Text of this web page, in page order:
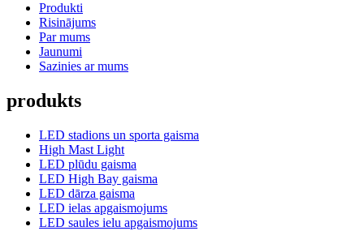
Produkti
Risinājums
Par mums
Jaunumi
Sazinies ar mums
produkts
LED stadions un sporta gaisma
High Mast Light
LED plūdu gaisma
LED High Bay gaisma
LED dārza gaisma
LED ielas apgaismojums
LED saules ielu apgaismojums